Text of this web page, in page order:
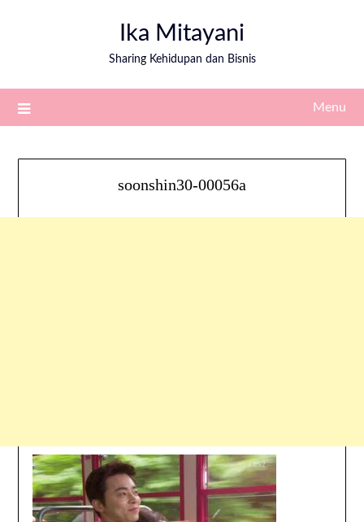
Ika Mitayani
Sharing Kehidupan dan Bisnis
Menu
soonshin30-00056a